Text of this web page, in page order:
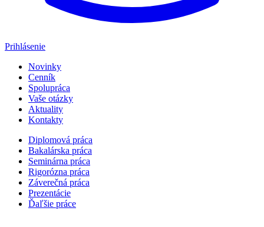
Prihlásenie
Novinky
Cenník
Spolupráca
Vaše otázky
Aktuality
Kontakty
Diplomová práca
Bakalárska práca
Seminárna práca
Rigorózna práca
Záverečná práca
Prezentácie
Ďaľšie práce